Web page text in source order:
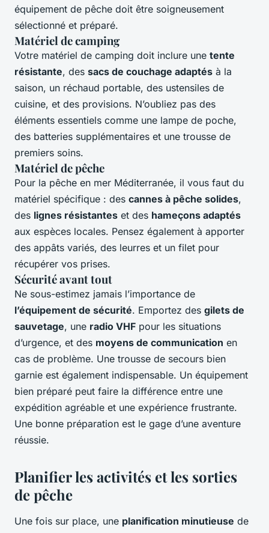
équipement de pêche doit être soigneusement
sélectionné et préparé.
Matériel de camping
Votre matériel de camping doit inclure une tente
résistante, des sacs de couchage adaptés à la
saison, un réchaud portable, des ustensiles de
cuisine, et des provisions. N’oubliez pas des
éléments essentiels comme une lampe de poche,
des batteries supplémentaires et une trousse de
premiers soins.
Matériel de pêche
Pour la pêche en mer Méditerranée, il vous faut du
matériel spécifique : des cannes à pêche solides,
des lignes résistantes et des hameçons adaptés
aux espèces locales. Pensez également à apporter
des appâts variés, des leurres et un filet pour
récupérer vos prises.
Sécurité avant tout
Ne sous-estimez jamais l’importance de
l’équipement de sécurité. Emportez des gilets de
sauvetage, une radio VHF pour les situations
d’urgence, et des moyens de communication en
cas de problème. Une trousse de secours bien
garnie est également indispensable. Un équipement
bien préparé peut faire la différence entre une
expédition agréable et une expérience frustrante.
Une bonne préparation est le gage d’une aventure
réussie.
Planifier les activités et les sorties
de pêche
Une fois sur place, une planification minutieuse de